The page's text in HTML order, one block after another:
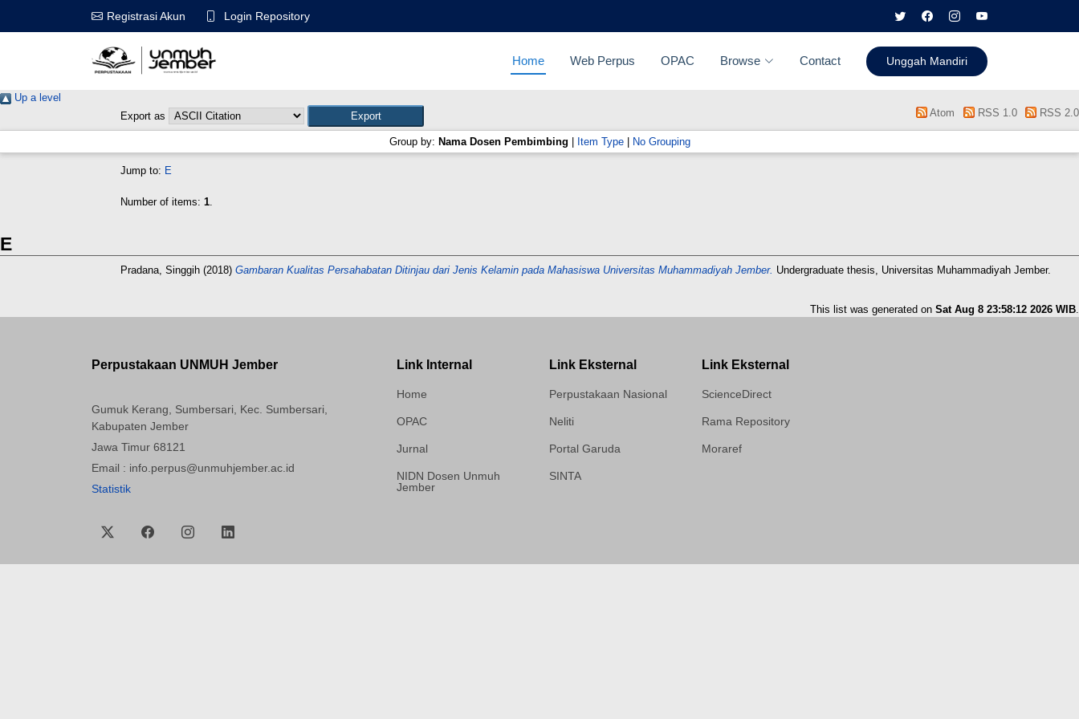
Registrasi Akun Login Repository
Home Web Perpus OPAC Browse Contact Unggah Mandiri
Up a level
Export as
Atom RSS 1.0 RSS 2.0
Group by: Nama Dosen Pembimbing Item Type| No Grouping
Jump to: E
Number of items: 1.
E
Pradana, Singgih (2018) Gambaran Kualitas Persahabatan Ditinjau dari Jenis Kelamin pada Mahasiswa Universitas Muhammadiyah Jember. Undergraduate thesis, Universitas Muhammadiyah Jember.
This list was generated on Sat Aug 8 23:58:12 2026 WIB.
Perpustakaan UNMUH Jember
Gumuk Kerang, Sumbersari, Kec. Sumbersari,
Kabupaten Jember
Jawa Timur 68121
Email : info.perpus@unmuhjember.ac.id
Statistik
Link Internal
Home
OPAC
Jurnal
NIDN Dosen Unmuh
Jember
Link Eksternal
Perpustakaan Nasional
Neliti
Portal Garuda
SINTA
Link Eksternal
ScienceDirect
Rama Repository
Moraref